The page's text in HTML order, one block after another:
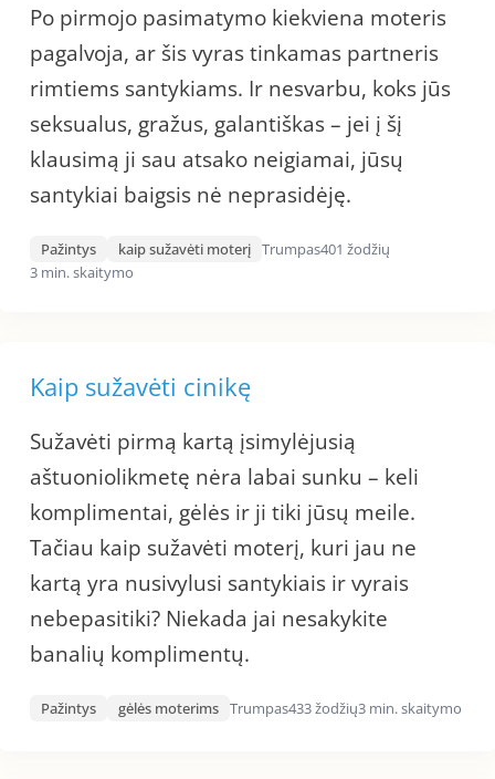
Po pirmojo pasimatymo kiekviena moteris
pagalvoja, ar šis vyras tinkamas partneris
rimtiems santykiams. Ir nesvarbu, koks jūs
seksualus, gražus, galantiškas – jei į šį
klausimą ji sau atsako neigiamai, jūsų
santykiai baigsis nė neprasidėję.
Pažintys kaip sužavėti moterį Trumpas401 žodžių
3 min. skaitymo
Kaip sužavėti cinikę
Sužavėti pirmą kartą įsimylėjusią
aštuoniolikmetę nėra labai sunku – keli
komplimentai, gėlės ir ji tiki jūsų meile.
Tačiau kaip sužavėti moterį, kuri jau ne
kartą yra nusivylusi santykiais ir vyrais
nebepasitiki? Niekada jai nesakykite
banalių komplimentų.
Pažintys gėlės moterims Trumpas433 žodžių3 min. skaitymo